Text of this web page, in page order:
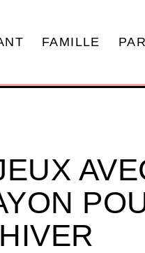
FAMILLE